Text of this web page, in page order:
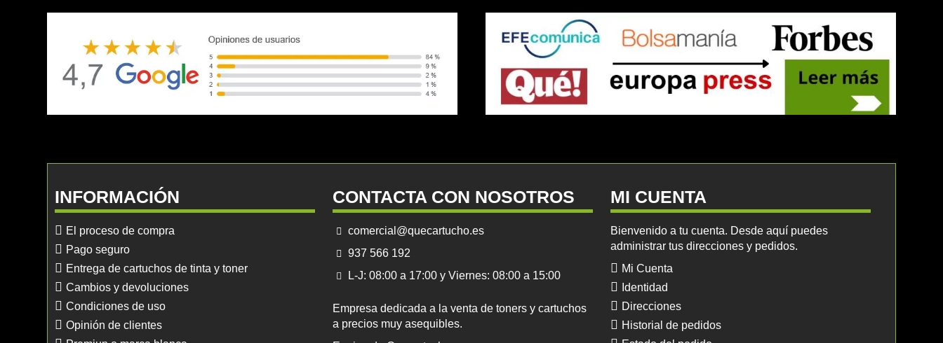
INFORMACIÓN
El proceso de compra
Pago seguro
Entrega de cartuchos de tinta y toner
Cambios y devoluciones
Condiciones de uso
Opinión de clientes
CONTACTA CON NOSOTROS
comercial@quecartucho.es
937 566 192
L-J: 08:00 a 17:00 y Viernes: 08:00 a 15:00
Empresa dedicada a la venta de toners y cartuchos
a precios muy asequibles.
MI CUENTA
Bienvenido a tu cuenta. Desde aquí puedes
administrar tus direcciones y pedidos.
Mi Cuenta
Identidad
Direcciones
Historial de pedidos